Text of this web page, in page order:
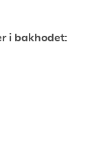
i bakhodet: